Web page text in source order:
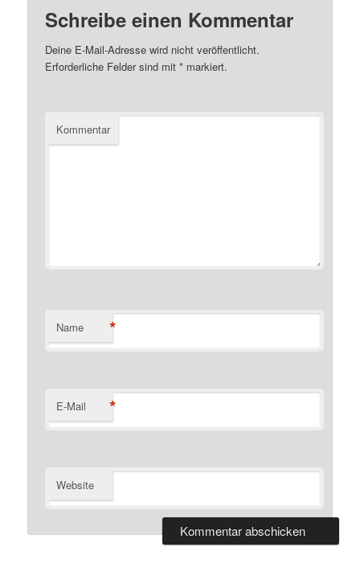
Schreibe einen Kommentar
Deine E-Mail-Adresse wird nicht veröffentlicht.
Erforderliche Felder sind mit* markiert.
Kommentar
Name *
E-Mail *
Website